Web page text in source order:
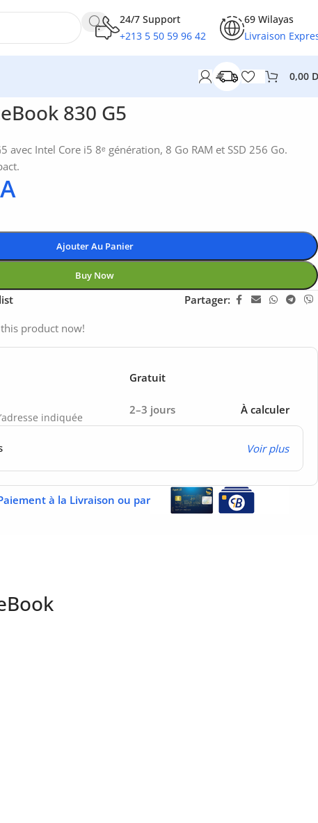
24/7 Support
+213 5 50 59 96 42
69 Wilayas
Livraison
0,00
830 G5
avec Intel Core i5 8ᵉ génération, 8 Go RAM et SSD 256 Go.
Ajouter Au Panier
Buy Now
Partager:
product now!
Gratuit
indiquée
2–3 jours À calculer
Voir plus
à la Livraison ou par